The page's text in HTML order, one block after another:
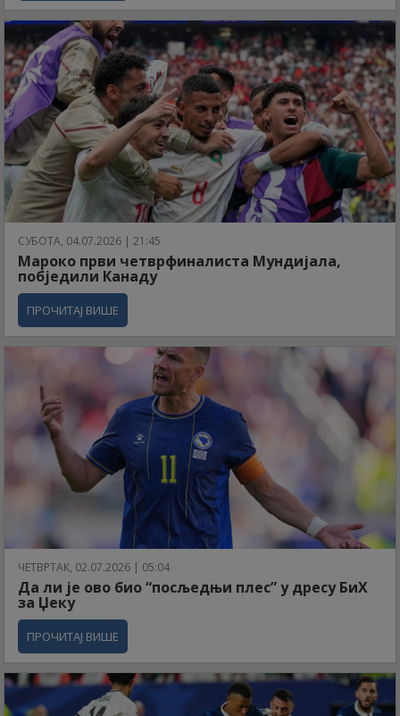
СУБОТА, 04.07.2026 | 21:45
Мароко први четврфиналиста Мундијала,
побједили Канаду
ПРОЧИТАЈ ВИШЕ
ЧЕТВРТАК, 02.07.2026 | 05:04
Да ли је ово био “посљедњи плес” у дресу БиХ
за Џеку
ПРОЧИТАЈ ВИШЕ